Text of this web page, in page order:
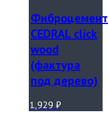
Фиброцемент
CEDRAL click
wood
(фактура
под дерево)
1,929 ₽